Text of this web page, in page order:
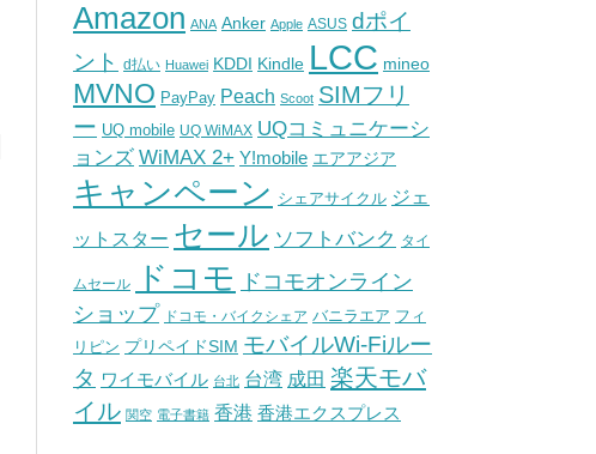
Amazon ANA Anker Apple ASUS dポイ
ント
d払い Huawei KDDI Kindle LCC mineo
MVNO PayPay Peach Scoot SIMフリ
ー UQ mobile UQ WiMAX UQコミュニケーシ
ョンズ WiMAX 2+ Y!mobile エアアジア
キャンペーン シェアサイクル ジェ
ットスター セール ソフトバンク タイ
ムセール ドコモ
ドコモオンライン
ショップ ドコモ・バイクシェア バニラエア フィ
リピン プリペイドSIM モバイルWi-Fiルー
タ ワイモバイル 台北 台湾 成田 楽天モバ
イル 関空 電子書籍 香港 香港エクスプレス